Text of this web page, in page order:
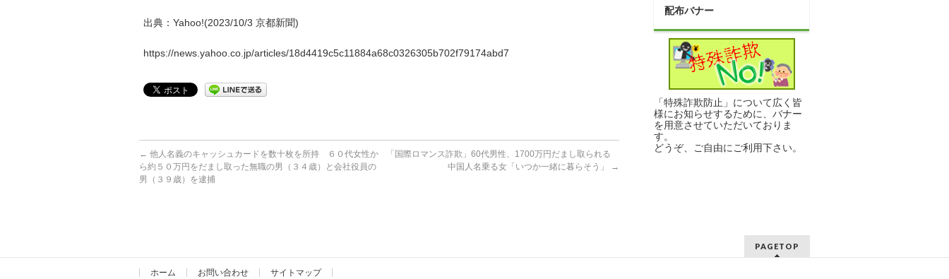
出典：Yahoo!(2023/10/3 京都新聞)
https://news.yahoo.co.jp/articles/18d4419c5c11884a68c0326305b702f79174abd7
← 他人名義のキャッシュカードを数十枚を所持 ６０代女性か
ら約５０万円をだまし取った無職の男（３４歳）と会社役員の
男（３９歳）を逮捕
「国際ロマンス詐欺」60代男性、1700万円だまし取られる
中国人名乗る女「いつか一緒に暮らそう」
→
配布バナー
「特殊詐欺防止」について広く皆
様にお知らせするために、バナー
を用意させていただいておりま
す。
どうぞ、ご自由にご利用下さい。
PAGETOP
ホーム お問い合わせ サイトマップ